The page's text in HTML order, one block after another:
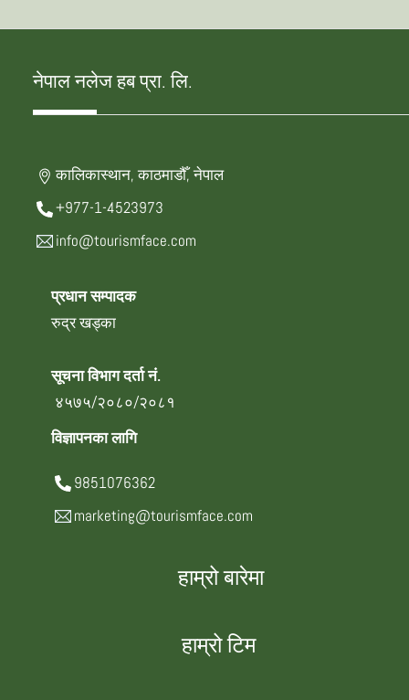
नेपाल नलेज हब प्रा. लि.
कालिकास्थान, काठमाडौँ, नेपाल
+977-1-4523973
info@tourismface.com
प्रधान सम्पादक
रुद्र खड्का
सूचना विभाग दर्ता नं.
४५७५/२०८०/२०८१
विज्ञापनका लागि
9851076362
marketing@tourismface.com
हाम्रो बारेमा
हाम्रो टिम